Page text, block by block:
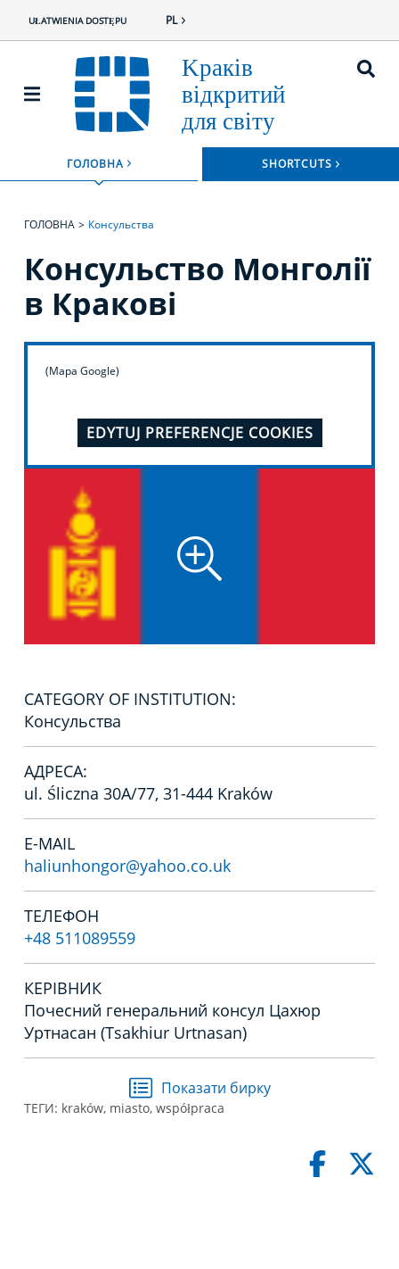
UŁATWIENIA DOSTĘPU PL
ГОЛОВНАROZWIŃ MENU SHORTCUTS
ГОЛОВНА Консульства
Консульство Монголії
в Кракові
(Mapa Google)
EDYTUJ PREFERENCJE COOKIES
CATEGORY OF INSTITUTION:
Консульства
АДРЕСА:
ul. Śliczna 30A/77, 31-444 Kraków
E-MAIL
haliunhongor@yahoo.co.uk
ТЕЛЕФОН
+48 511089559
КЕРІВНИК
Почесний генеральний консул Цахюр
Уртнасан (Tsakhiur Urtnasan)
Показати бирку
ТЕГИ: kraków, miasto, współpraca